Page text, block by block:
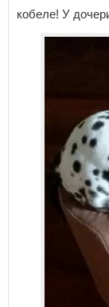
кобеле! У